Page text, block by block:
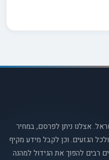
השורשיות, נחשוף בפניכם
את הופעתה, המאמר הזה
אצלנו ניתן לפרסם, במחיר
הגזעים. וכן לקבל מידע מקיף
רבים להפוך את הגידול למהנה